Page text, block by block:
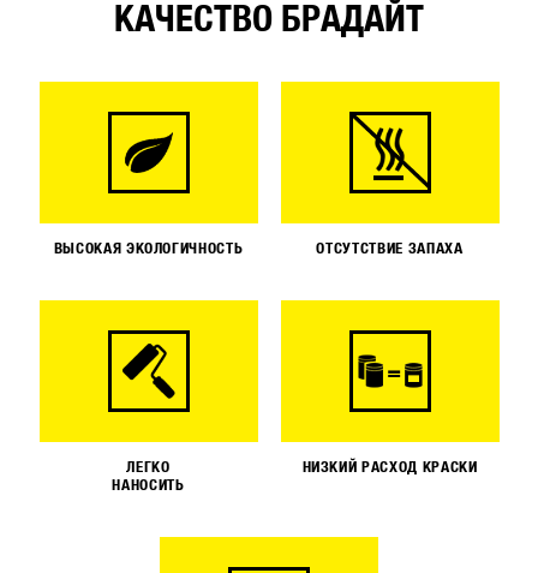
КАЧЕСТВО БРАДАЙТ
ВЫСОКАЯ ЭКОЛОГИЧНОСТЬ ОТСУТСТВИЕ ЗАПАХА
ЛЕГКО
НАНОСИТЬ
НИЗКИЙ РАСХОД КРАСКИ